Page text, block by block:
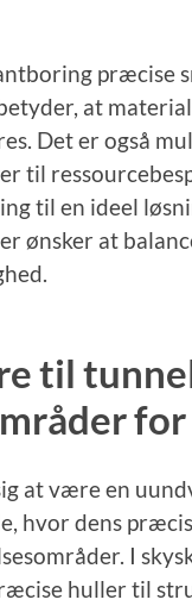
præcise
at
Det er også
til
til en ideel
ønsker at
til
at være en
hvor dens
I
huller til